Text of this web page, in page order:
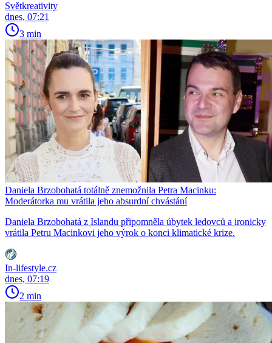
Světkreativity
dnes, 07:21
3 min
Daniela Brzobohatá totálně znemožnila Petra Macinku:
Moderátorka mu vrátila jeho absurdní chvástání
Daniela Brzobohatá z Islandu připomněla úbytek ledovců a ironicky
vrátila Petru Macinkovi jeho výrok o konci klimatické krize.
In-lifestyle.cz
dnes, 07:19
2 min